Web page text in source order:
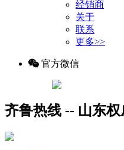
经销商
关于
联系
更多>>
官方微信
齐鲁热线 -- 山东权